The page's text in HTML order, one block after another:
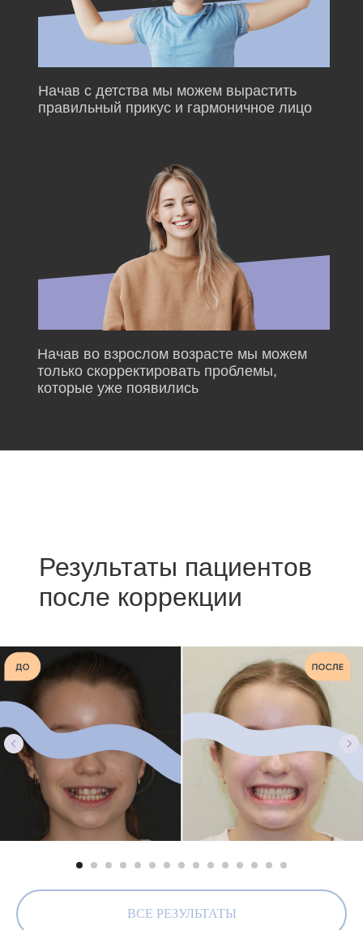
Начав с детства мы можем вырастить
правильный прикус и гармоничное лицо
Начав во взрослом возрасте мы можем
только скорректировать проблемы,
которые уже появились
Результаты пациентов
после коррекции
ВСЕ РЕЗУЛЬТАТЫ